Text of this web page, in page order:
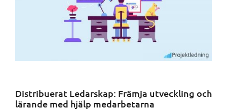
Distribuerat Ledarskap: Främja utveckling och
lärande med hjälp medarbetarna